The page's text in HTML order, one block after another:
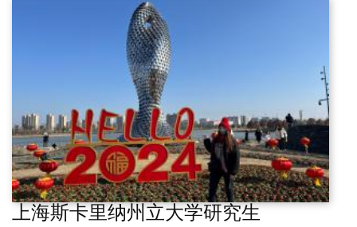
上海斯卡里纳州立大学研究生